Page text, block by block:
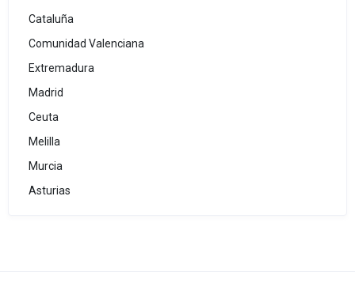
Cataluña
Comunidad Valenciana
Extremadura
Madrid
Ceuta
Melilla
Murcia
Asturias